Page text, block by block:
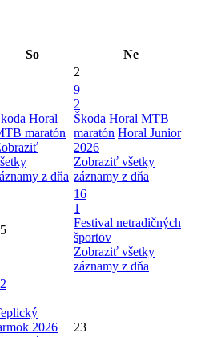
So
Ne
2
Horal
maratón
z dňa
9
2
Škoda Horal MTB
maratón Horal Junior
2026
Zobraziť všetky
záznamy z dňa
16
1
Festival netradičných
športov
Zobraziť všetky
záznamy z dňa
2026
23